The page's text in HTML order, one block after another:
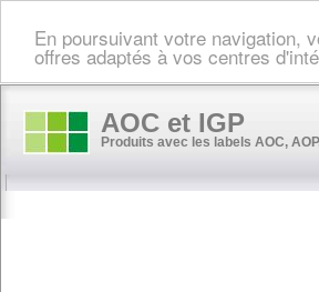
En poursuivant votre navigation,
offres adaptés à vos centres
AOC et IGP
Produits avec les labels AOC,